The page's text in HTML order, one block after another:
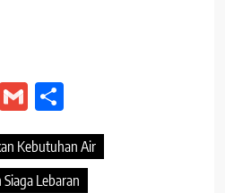
Telegram
Gmail
Kebutuhan Air
Lebaran